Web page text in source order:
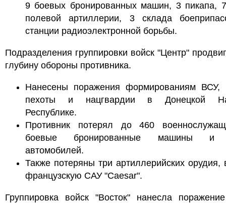
9 боевых бронированных машин, 3 пикапа,
полевой артиллерии, 3 склада
станции радиоэлектронной борьбы.
Подразделения группировки войск "Центр"
глубину обороны противника.
Нанесены поражения формированиям ВСУ,
пехоты и нацгвардии в Донецкой
Республике.
Противник потерял до 460
боевые бронированные машины и
автомобилей.
Также потеряны три артиллерийских орудия,
французскую САУ "Caesar".
Группировка войск "Восток" нанесла